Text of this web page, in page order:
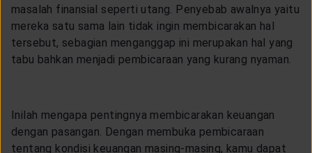
masalah finansial seperti utang. Penyebab awalnya yaitu
mereka satu sama lain tidak ingin membicarakan hal
tersebut, sebagian menganggap ini merupakan hal yang
tabu bahkan menjadi pembicaraan yang kurang nyaman.
Inilah mengapa pentingnya membicarakan keuangan
dengan pasangan. Dengan membuka pembicaraan
tentang kondisi keuangan masing-masing, kamu dapat